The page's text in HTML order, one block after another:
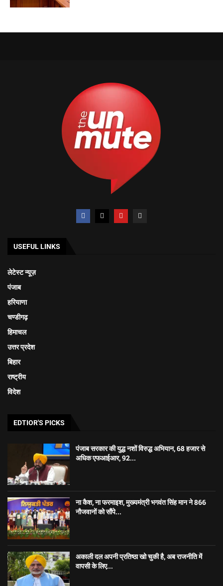
USEFUL LINKS
लेटेस्ट न्यूज़
पंजाब
हरियाणा
चण्डीगढ़
हिमाचल
उत्तर प्रदेश
बिहार
राष्ट्रीय
विदेश
EDTIOR'S PICKS
पंजाब सरकार की युद्ध नशों विरुद्ध अभियान, 68 हजार से
अधिक एफआईआर, 92...
ना कैश, ना फरमाइश, मुख्यमंत्री भगवंत सिंह मान ने 866
नौजवानों को सौंपे...
अकाली दल अपनी प्रतिष्ठा खो चुकी है, अब राजनीति में
वापसी के लिए...